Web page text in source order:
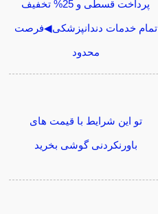
پرداخت قسطی و 25% تخفیف
تمام خدمات دندانپزشکی◀فرصت
محدود
تو این شرایط با قیمت های
باورنکردنی گوشی بخرید